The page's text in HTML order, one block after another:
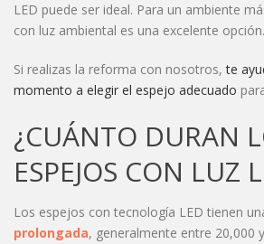
LED puede ser ideal. Para un ambiente
con luz ambiental es una excelente opción.
Si realizas la reforma con nosotros,te
momento a elegir el espejo adecuado
¿CUÁNTO DURAN
ESPEJOS CON LUZ
Los espejos con tecnología LED tienen
prolongada, generalmente entre 20,000